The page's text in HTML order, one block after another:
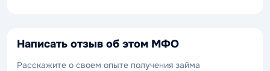
Написать отзыв об этом МФО
Расскажите о своем опыте получения займа